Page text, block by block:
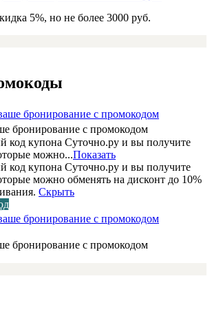
5%, но не более 3000 руб.
бронирование с промокодом
код купона Суточно.ру и вы получите
можно...Показать
код купона Суточно.ру и вы получите
можно обменять на дисконт до 10%
Скрыть
бронирование с промокодом